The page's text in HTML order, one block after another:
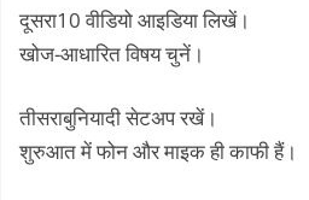
दूसरा10 वीडियो आइडिया लिखें।
खोज-आधारित विषय चुनें।
तीसराबुनियादी सेटअप रखें।
शुरुआत में फोन और माइक ही काफी हैं।